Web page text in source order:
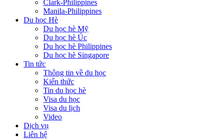
Clark-Philippines
Manila-Philippines
Du học Hè
Du học hè Mỹ
Du học hè Úc
Du học hè Philippines
Du học hè Singapore
Tin tức
Thông tin về du học
Kiến thức
Tin du học hè
Visa du học
Visa du lịch
Video
Dịch vụ
Liên hệ